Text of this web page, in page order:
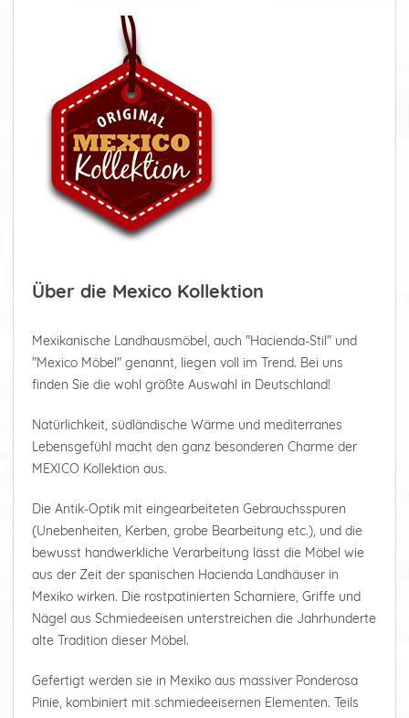
Über die Mexico Kollektion
Mexikanische Landhausmöbel, auch "Hacienda-Stil" und
"Mexico Möbel" genannt, liegen voll im Trend. Bei uns
finden Sie die wohl größte Auswahl in Deutschland!
Natürlichkeit, südländische Wärme und mediterranes
Lebensgefühl macht den ganz besonderen Charme der
MEXICO Kollektion aus.
Die Antik-Optik mit eingearbeiteten Gebrauchsspuren
(Unebenheiten, Kerben, grobe Bearbeitung etc.), und die
bewusst handwerkliche Verarbeitung lässt die Möbel wie
aus der Zeit der spanischen Hacienda Landhäuser in
Mexiko wirken. Die rostpatinierten Scharniere, Griffe und
Nägel aus Schmiedeeisen unterstreichen die Jahrhunderte
alte Tradition dieser Möbel.
Gefertigt werden sie in Mexiko aus massiver Ponderosa
Pinie, kombiniert mit schmiedeeisernen Elementen. Teils